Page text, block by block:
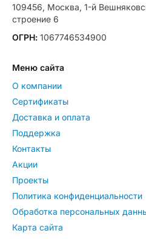
109456, Москва, 1-й
строение 6
ОГРН: 1067746534900
Меню сайта
О компании
Сертификаты
Доставка и оплата
Поддержка
Контакты
Акции
Проекты
Политика конфиденциальности
Обработка персональных
Карта сайта